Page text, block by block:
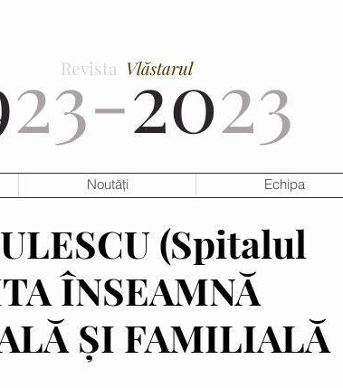
23-2023
Revista Vlăstarul
Noutăți Echipa
(Spitalul
ÎNSEAMNĂ
ŞI FAMILIALĂ